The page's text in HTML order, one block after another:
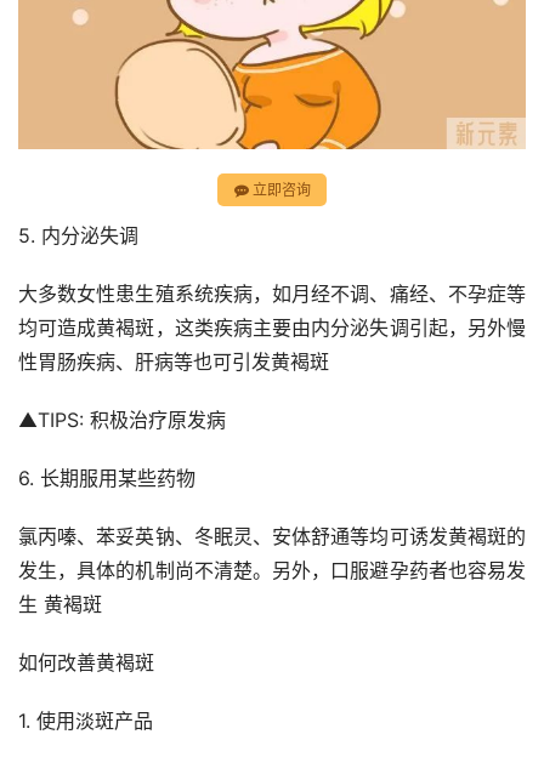
立即咨询
5. 内分泌失调
大多数女性患生殖系统疾病，如月经不调、痛经、不孕症等
均可造成黄褐斑，这类疾病主要由内分泌失调引起，另外慢
性胃肠疾病、肝病等也可引发黄褐斑
▲TIPS: 积极治疗原发病
6. 长期服用某些药物
氯丙嗪、苯妥英钠、冬眠灵、安体舒通等均可诱发黄褐斑的
发生，具体的机制尚不清楚。另外，口服避孕药者也容易发
生 黄褐斑
如何改善黄褐斑
1. 使用淡斑产品